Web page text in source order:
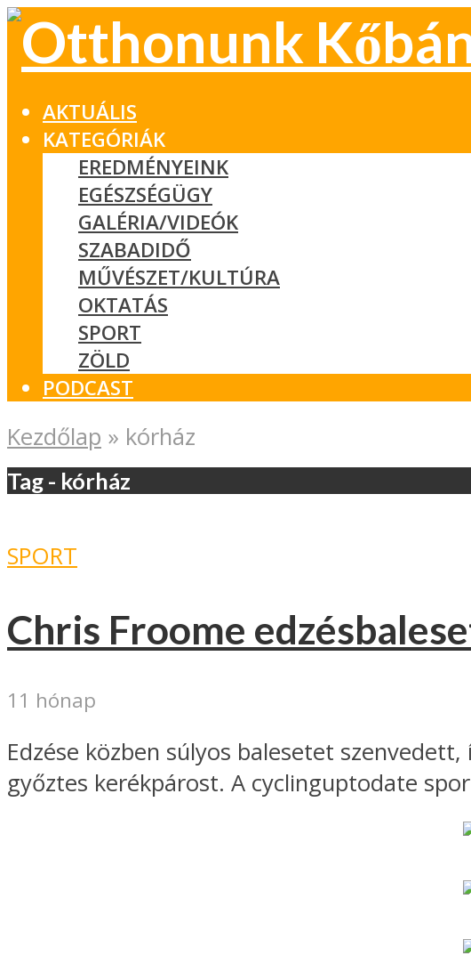
AKTUÁLIS
KATEGÓRIÁK
EREDMÉNYEINK
EGÉSZSÉGÜGY
GALÉRIA/VIDEÓK
SZABADIDŐ
MŰVÉSZET/KULTÚRA
OKTATÁS
SPORT
ZÖLD
PODCAST
Kezdőlap » kórház
Tag - kórház
SPORT
Chris Froome
11 hónap
Edzése közben súlyos balesetet
győztes kerékpárost. A cyclinguptodate